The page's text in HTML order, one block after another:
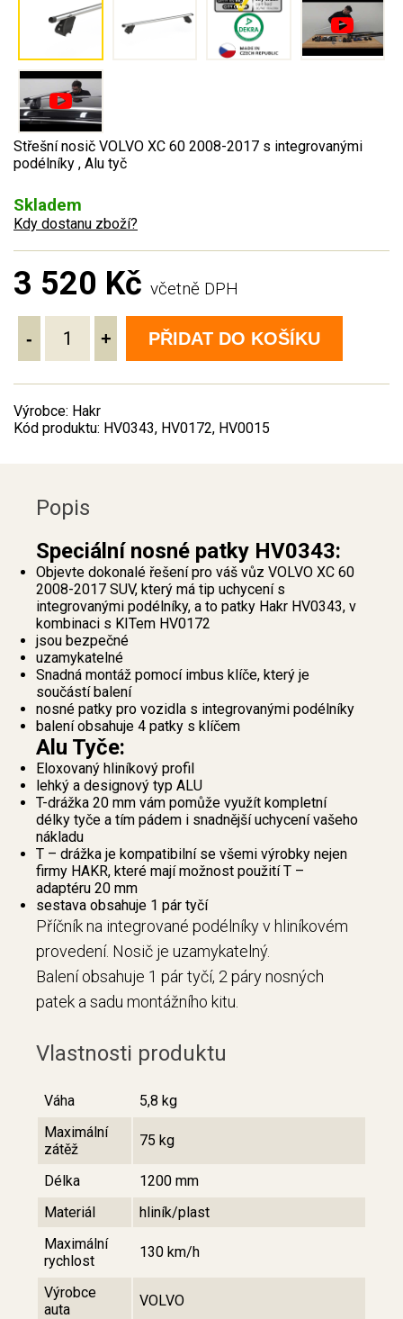
Střešní nosič VOLVO XC 60 2008-2017 s integrovanými
podélníky , Alu tyč
Skladem
Kdy dostanu zboží?
3 520 Kč včetně DPH
- + PŘIDAT DO KOŠÍKU
Výrobce: Hakr
Kód produktu: HV0343, HV0172, HV0015
Popis
Speciální nosné patky HV0343:
Objevte dokonalé řešení pro váš vůz VOLVO XC 60
2008-2017 SUV, který má tip uchycení s
integrovanými podélníky, a to patky Hakr HV0343, v
kombinaci s KITem HV0172
jsou bezpečné
uzamykatelné
Snadná montáž pomocí imbus klíče, který je
součástí balení
nosné patky pro vozidla s integrovanými podélníky
balení obsahuje 4 patky s klíčem
Alu Tyče:
Eloxovaný hliníkový profil
lehký a designový typ ALU
T-drážka 20 mm vám pomůže využít kompletní
délky tyče a tím pádem i snadnější uchycení vašeho
nákladu
T – drážka je kompatibilní se všemi výrobky nejen
firmy HAKR, které mají možnost použití T –
adaptéru 20 mm
sestava obsahuje 1 pár tyčí
Příčník na integrované podélníky v hliníkovém
provedení. Nosič je uzamykatelný.
Balení obsahuje 1 pár tyčí, 2 páry nosných
patek a sadu montážního kitu.
Vlastnosti produktu
Váha
5,8 kg
Maximální
zátěž
75 kg
Délka
1200 mm
Materiál
hliník/plast
Maximální
rychlost
130 km/h
Výrobce
auta
VOLVO